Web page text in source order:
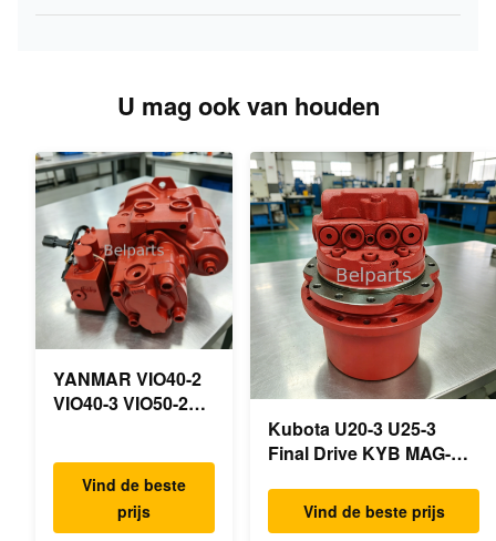
U mag ook van houden
YANMAR VIO40-2
VIO40-3 VIO50-2
Hoofdhydraulische
pomp OEM
PSVD2-17E B0600-
Vind de beste
prijs
Kubota U20-3 U25-3
Final Drive KYB MAG-
Reismotor B0240-18076
RB511-61290 RB559-
Vind de beste prijs